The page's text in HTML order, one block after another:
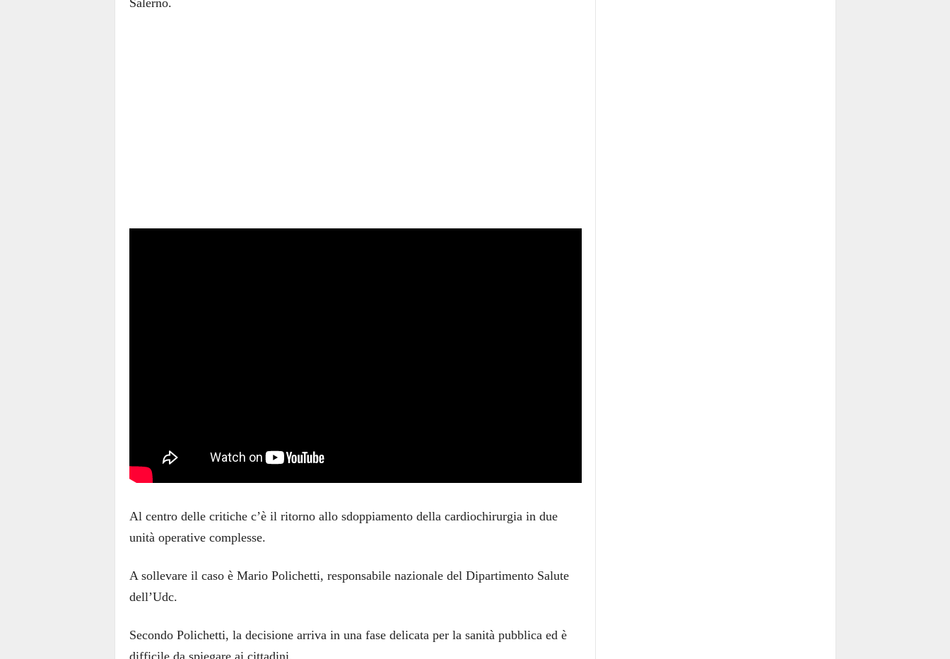
Salerno.
Al centro delle critiche c’è il ritorno allo sdoppiamento della cardiochirurgia in due
unità operative complesse.
A sollevare il caso è Mario Polichetti, responsabile nazionale del Dipartimento Salute
dell’Udc.
Secondo Polichetti, la decisione arriva in una fase delicata per la sanità pubblica ed è
difficile da spiegare ai cittadini.